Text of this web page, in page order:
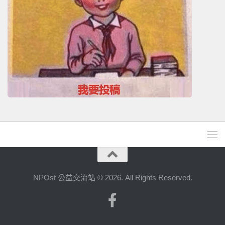
NPOst 公益交流站 © 2026. All Rights Reserved.